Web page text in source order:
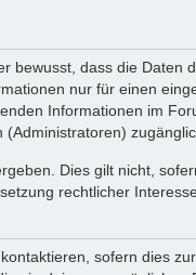
dass die Daten
nur für einen
Informationen im
Dies gilt nicht,
rechtlicher
sofern dies